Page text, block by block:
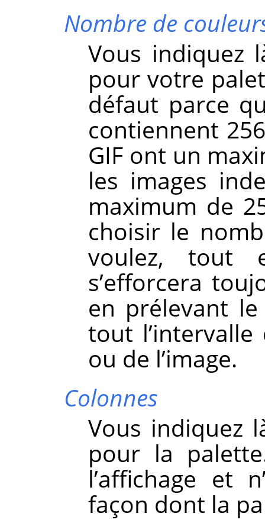
Nombre de
Vous indiquez
pour votre
défaut parce
contiennent
GIF ont un
les images
maximum de
choisir le
voulez, tout
s’efforcera
en prélevant
tout
ou de l’image.
Colonnes
Vous indiquez
pour la
l’affichage et
façon dont la